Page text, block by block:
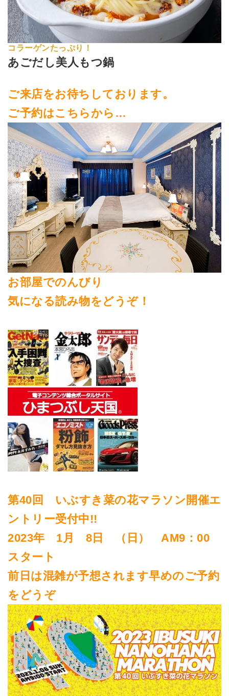
コラーゲンたっぷり！
あごだし美人もつ鍋
ご来店をお待ちしております。
ご予約はこちらから…
お部屋でのんびり
気になる読み物をどうぞ！
第40回 いぶすき菜の花マラソン開催エ
ントリー受付中!!
2023年 1月 8日 （日） AM9：00
スタート
前日は混雑が予想されます早めのご予約
をどうぞ